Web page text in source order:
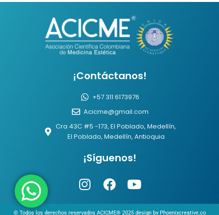
¡Contáctanos!
+57 311 6173976
Acicme@gmail.com
Cra 43C #5 -173, El Poblado, Medellín,
El Poblado, Medellín, Antioquia
¡Síguenos!
I
n
s
F
a
c
Y
o
u
© Todos los derechos reservados ACICME® 2025 design by Phoenixcreative.co